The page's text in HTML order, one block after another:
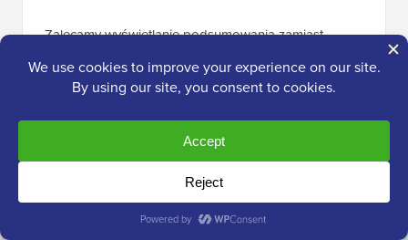
Zalecamy wyświetlanie podsumowania zamiast
pełnego posta. Zachęca to subskrybentów do
odwiedzenia Twojej strony internetowej w celu
ustawienie w WordPressie w sekcji
5. Czy kanały RSS są nadal istotne?